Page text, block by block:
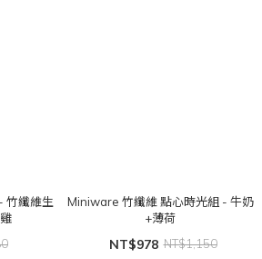
竹纖維生
Miniware 竹纖維 點心時光組 - 牛奶
+薄荷
NT$978 NT$1,150